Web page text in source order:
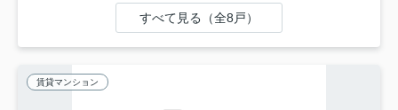
すべて見る（全8戸）
賃貸マンション